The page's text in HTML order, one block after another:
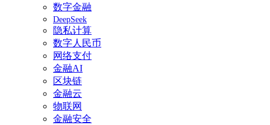
数字金融
DeepSeek
隐私计算
数字人民币
网络支付
金融AI
区块链
金融云
物联网
金融安全